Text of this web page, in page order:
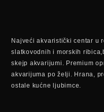
Najveći akvaristički centar u
slatkovodnih i morskih
skejp akvarijumi. Premium
akvarijuma po želji. Hrana,
ostale kućne ljubimce.